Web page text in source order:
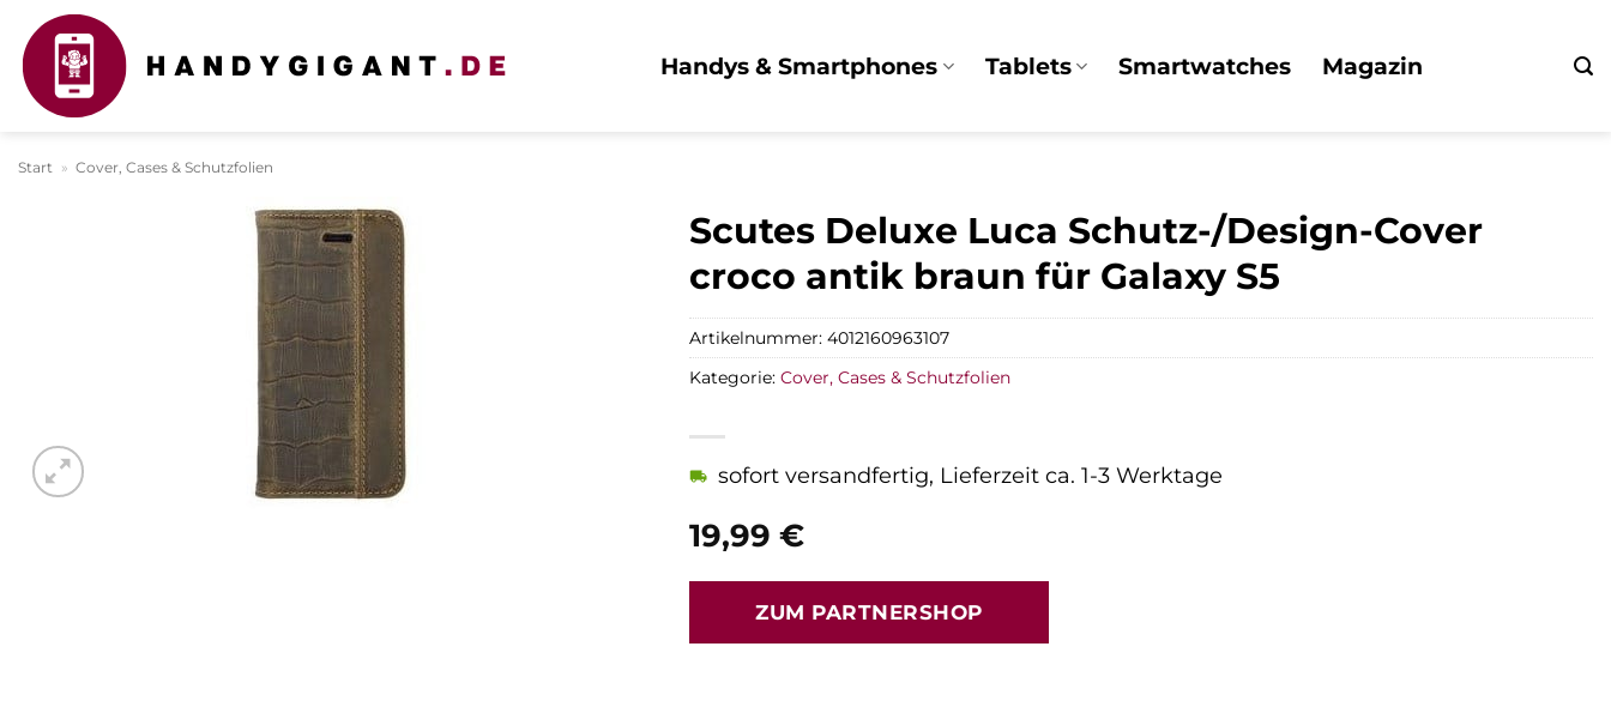
Zum
Inhalt
springen
Handys & Smartphones Tablets Smartwatches Magazin
Start » Cover, Cases & Schutzfolien
Scutes Deluxe Luca Schutz-/Design-Cover
croco antik braun für Galaxy S5
19,99 €
sofort versandfertig, Lieferzeit ca. 1-3 Werktage
ZUM PARTNERSHOP
Artikelnummer: 4012160963107
Kategorie: Cover, Cases & Schutzfolien